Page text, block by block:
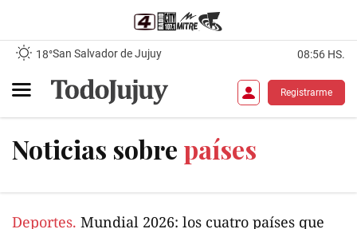
18°San Salvador de Jujuy 08:56 HS.
Registrarme
Noticias sobre países
Deportes. Mundial 2026: los cuatro países que